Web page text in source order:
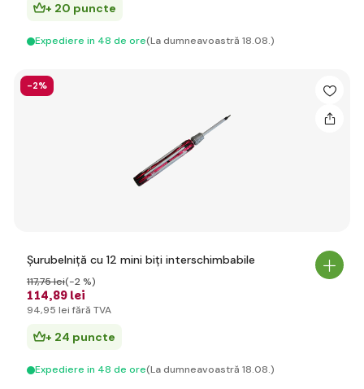
+ 20 puncte
Expediere in 48 de ore(La dumneavoastră 18.08.)
-2%
Șurubelniță cu 12 mini biți interschimbabile
114,89 lei
117,75 lei(-2 %)
94,95 lei fără TVA
+ 24 puncte
Expediere in 48 de ore(La dumneavoastră 18.08.)